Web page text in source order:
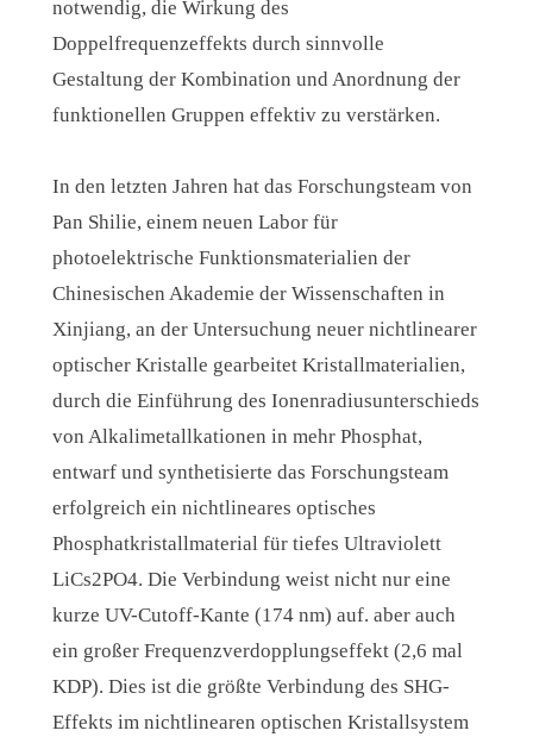
notwendig, die Wirkung des
Doppelfrequenzeffekts durch sinnvolle
Gestaltung der Kombination und Anordnung der
funktionellen Gruppen effektiv zu verstärken.
In den letzten Jahren hat das Forschungsteam von
Pan Shilie, einem neuen Labor für
photoelektrische Funktionsmaterialien der
Chinesischen Akademie der Wissenschaften in
Xinjiang, an der Untersuchung neuer nichtlinearer
optischer Kristalle gearbeitet Kristallmaterialien,
durch die Einführung des Ionenradiusunterschieds
von Alkalimetallkationen in mehr Phosphat,
entwarf und synthetisierte das Forschungsteam
erfolgreich ein nichtlineares optisches
Phosphatkristallmaterial für tiefes Ultraviolett
LiCs2PO4. Die Verbindung weist nicht nur eine
kurze UV-Cutoff-Kante (174 nm) auf. aber auch
ein großer Frequenzverdopplungseffekt (2,6 mal
KDP). Dies ist die größte Verbindung des SHG-
Effekts im nichtlinearen optischen Kristallsystem